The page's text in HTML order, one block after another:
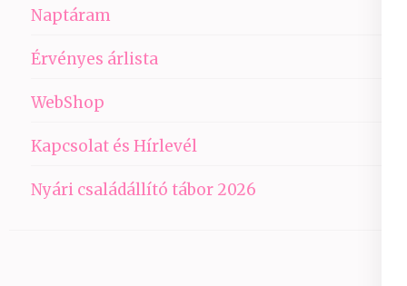
Naptáram
Érvényes árlista
WebShop
Kapcsolat és Hírlevél
Nyári családállító tábor 2026